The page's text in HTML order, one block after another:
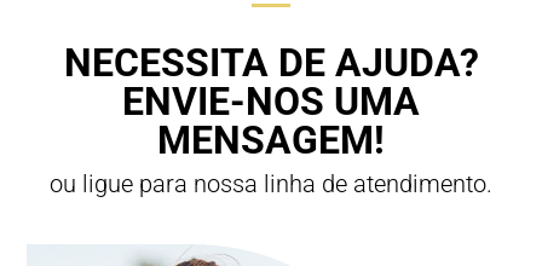
NECESSITA DE AJUDA?
ENVIE-NOS UMA
MENSAGEM!
ou ligue para nossa linha de atendimento.